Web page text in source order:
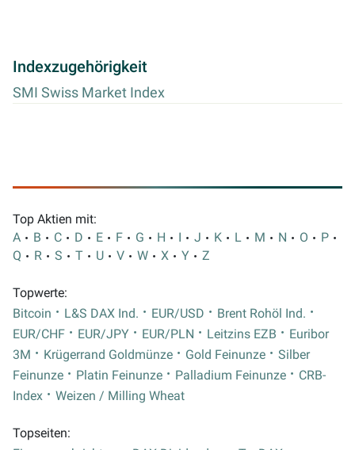
Indexzugehörigkeit
SMI Swiss Market Index
Top Aktien mit:
A
B C D E F G H I J K L M N O
P
Q
R S T U V W X Y Z
Topwerte:
Bitcoin
L&S DAX Ind. EUR/USD
Brent Rohöl Ind.
EUR/CHF
EUR/JPY EUR/PLN Leitzins EZB
Euribor
3M
Krügerrand Goldmünze Gold Feinunze
Silber
Feinunze
Platin Feinunze Palladium Feinunze
CRB-
Index
Weizen / Milling Wheat
Topseiten: